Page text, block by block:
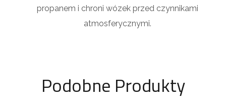
propanem i chroni wózek przed czynnikami
atmosferycznymi.
Podobne Produkty